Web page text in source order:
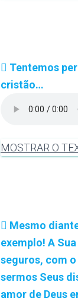
Tentemos
cristão…
MOSTRAR O
Mesmo
exemplo! A
seguros, com
sermos Seus
amor de Deus